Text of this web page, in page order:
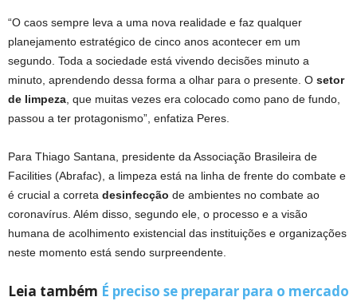
“O caos sempre leva a uma nova realidade e faz qualquer
planejamento estratégico de cinco anos acontecer em um
segundo. Toda a sociedade está vivendo decisões minuto a
minuto, aprendendo dessa forma a olhar para o presente. O setor
de limpeza , que muitas vezes era colocado como pano de fundo,
passou a ter protagonismo”, enfatiza Peres.
Para Thiago Santana, presidente da Associação Brasileira de
Facilities (Abrafac), a limpeza está na linha de frente do combate e
é crucial a correta desinfecção de ambientes no combate ao
coronavírus. Além disso, segundo ele, o processo e a visão
humana de acolhimento existencial das instituições e organizações
neste momento está sendo surpreendente.
Leia também É preciso se preparar para o mercado